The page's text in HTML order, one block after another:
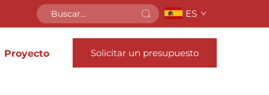
ES
Proyecto Solicitar un presupuesto